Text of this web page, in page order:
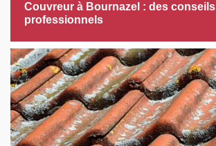
Couvreur à Bournazel : des conseils
professionnels